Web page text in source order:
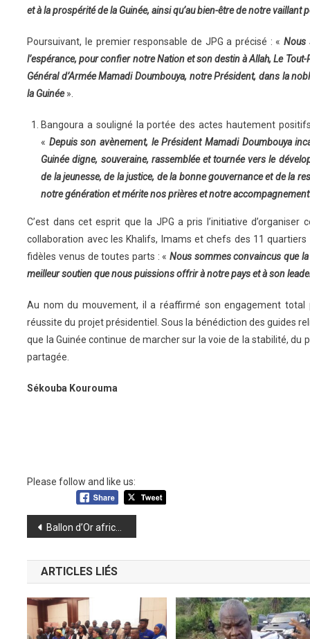
et à la prospérité de la Guinée, ainsi qu’au bien-être de notre vaillant
Poursuivant, le premier responsable de JPG a précisé : « Nous
l’espérance, pour confier notre Nation et son destin à Allah, Le
Général d’Armée Mamadi Doumbouya, notre Président, dans la
la Guinée ».
Bangoura a souligné la portée des actes hautement
« Depuis son avènement, le Président Mamadi Doumbouya
Guinée digne, souveraine, rassemblée et tournée vers le
de la jeunesse, de la justice, de la bonne gouvernance et de la
notre génération et mérite nos prières et notre accompagnement
C’est dans cet esprit que la JPG a pris l’initiative d’organiser
collaboration avec les Khalifs, Imams et chefs des 11
fidèles venus de toutes parts : « Nous sommes convaincus que
meilleur soutien que nous puissions offrir à notre pays et à son leade
Au nom du mouvement, il a réaffirmé son engagement total
réussite du projet présidentiel. Sous la bénédiction des guides
que la Guinée continue de marcher sur la voie de la stabilité, du
partagée.
Sékouba Kourouma
Please follow and like us:
Navigation
de
l’article
Ballon d’Or africain 2025 : Serhou Guirassy parmi les nommés de la CAF
ARTICLES LIÉS